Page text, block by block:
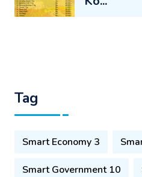
Tag
Smart Economy 3
Smart Government 10